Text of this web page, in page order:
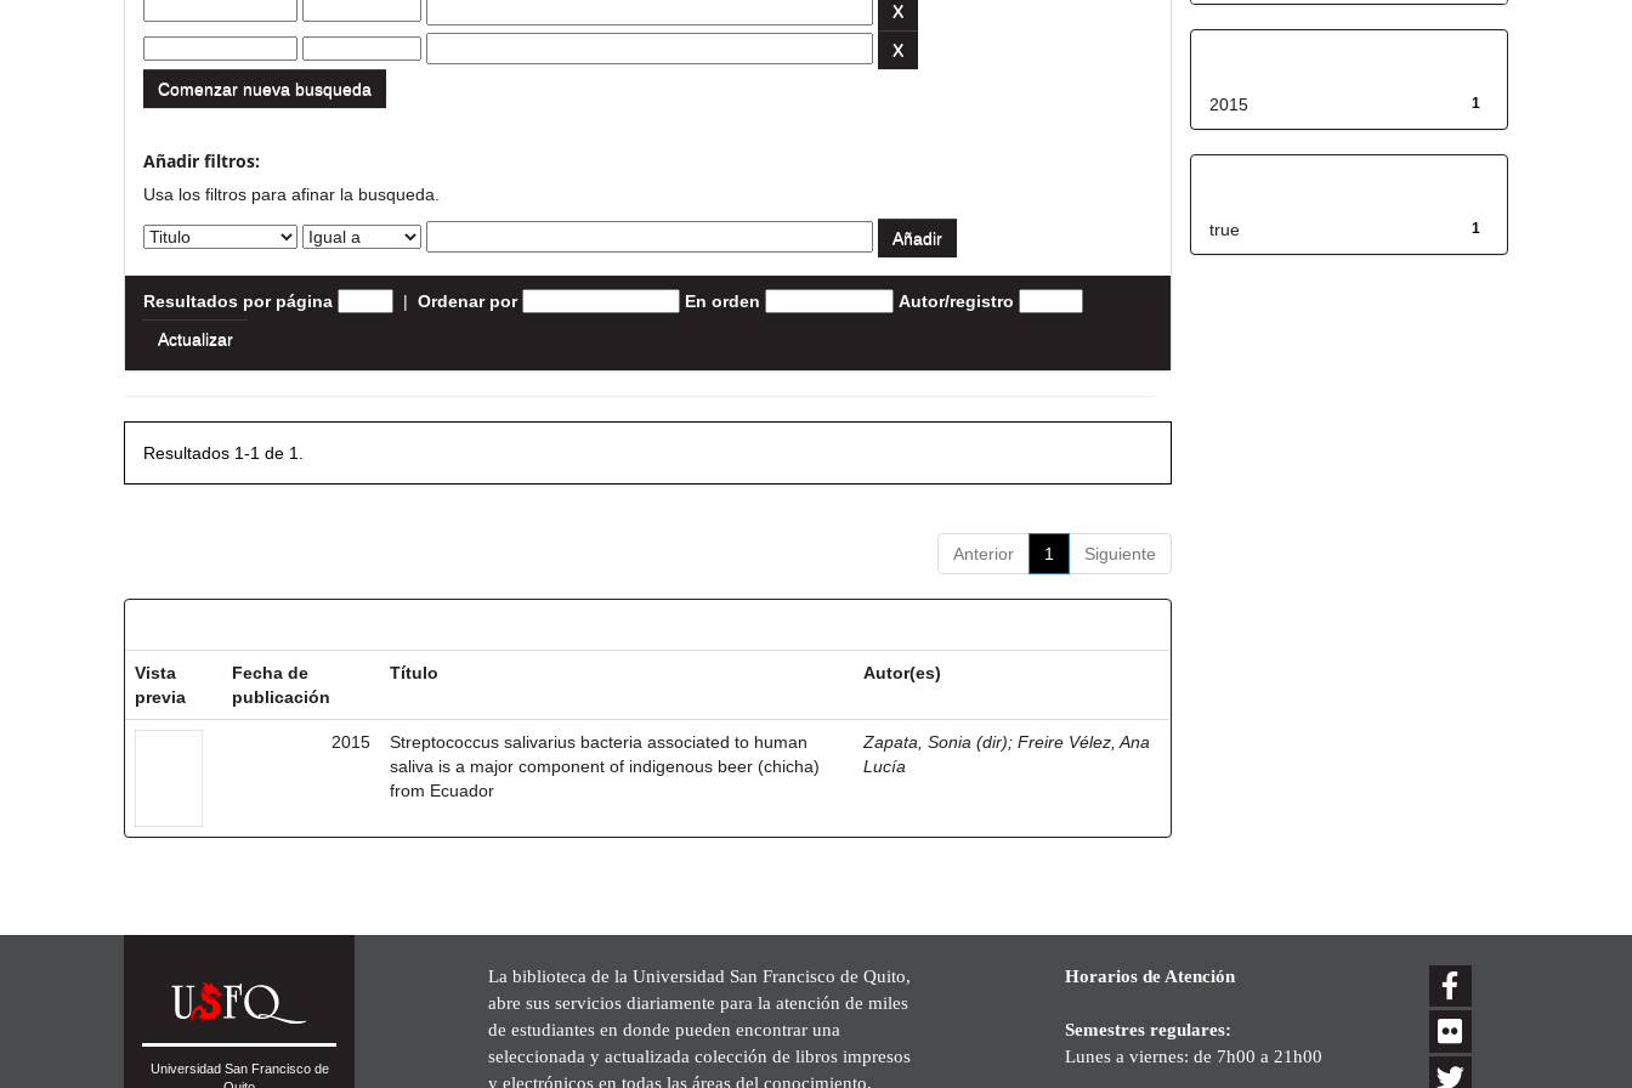
Comenzar nueva busqueda
Añadir filtros:
Usa los filtros para afinar la busqueda.
Resultados por página | Ordenar por En orden Autor/registro
Resultados 1-1 de 1.
Anterior 1 Siguiente
Vista
previa
Fecha de
publicación
Título Autor(es)
2015
Streptococcus salivarius bacteria associated to human
saliva is a major component of indigenous beer (chicha)
from Ecuador
Zapata, Sonia (dir);Freire Vélez, Ana
Lucía
1
2015
1
true
Universidad San Francisco de
La biblioteca de la Universidad San Francisco de Quito,
abre sus servicios diariamente para la atención de miles
de estudiantes en donde pueden encontrar una
seleccionada y actualizada colección de libros impresos
y electrónicos en todas las áreas del conocimiento,
Horarios de Atención
Semestres regulares:
Lunes a viernes: de 7h00 a 21h00